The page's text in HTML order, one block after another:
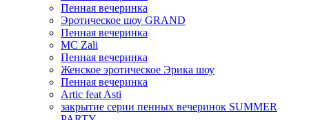
Пенная вечеринка
Эротическое шоу GRAND
Пенная вечеринка
MC Zali
Пенная вечеринка
Женское эротическое Эрика шоу
Пенная вечеринка
Artic feat Asti
закрытие серии пенных вечеринок SUMMER